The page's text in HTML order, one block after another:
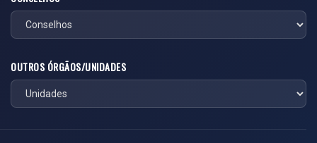
OUTROS ÓRGÃOS/UNIDADES